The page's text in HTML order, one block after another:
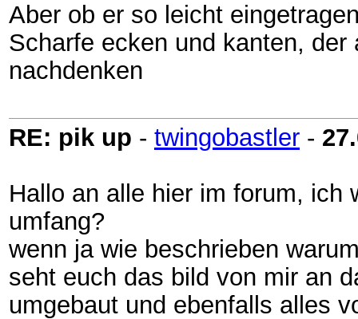
Aber ob er so leicht
Scharfe ecken und kanten,
nachdenken
RE: pik up - twingobastler -
Hallo an alle hier im forum, ich
umfang?
wenn ja wie beschrieben
seht euch das bild von mir an
umgebaut und ebenfalls alles